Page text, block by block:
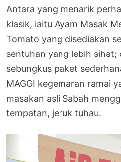
Antara yang menarik
klasik, iaitu Ayam Masak
Tomato yang disediakan
sentuhan yang lebih sihat;
sebungkus paket
MAGGI kegemaran ramai
masakan asli Sabah
tempatan, jeruk tuhau.